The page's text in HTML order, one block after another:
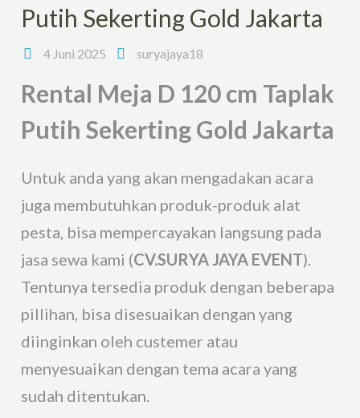
Putih Sekerting Gold Jakarta
4 Juni 2025 suryajaya18
Rental Meja D 120 cm Taplak
Putih Sekerting Gold Jakarta
Untuk anda yang akan mengadakan acara
juga membutuhkan produk-produk alat
pesta, bisa mempercayakan langsung pada
jasa sewa kami (CV.SURYA JAYA EVENT).
Tentunya tersedia produk dengan beberapa
pillihan, bisa disesuaikan dengan yang
diinginkan oleh custemer atau
menyesuaikan dengan tema acara yang
sudah ditentukan.